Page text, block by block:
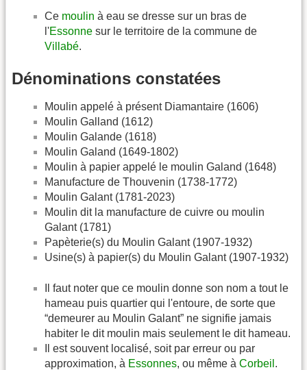
Ce moulin à eau se dresse sur un bras de
l'Essonne sur le territoire de la commune de
Villabé.
Dénominations constatées
Moulin appelé à présent Diamantaire (1606)
Moulin Galland (1612)
Moulin Galande (1618)
Moulin Galand (1649-1802)
Moulin à papier appelé le moulin Galand (1648)
Manufacture de Thouvenin (1738-1772)
Moulin Galant (1781-2023)
Moulin dit la manufacture de cuivre ou moulin
Galant (1781)
Papèterie(s) du Moulin Galant (1907-1932)
Usine(s) à papier(s) du Moulin Galant (1907-1932)
Il faut noter que ce moulin donne son nom a tout le
hameau puis quartier qui l'entoure, de sorte que
“demeurer au Moulin Galant” ne signifie jamais
habiter le dit moulin mais seulement le dit hameau.
Il est souvent localisé, soit par erreur ou par
approximation, à Essonnes, ou même à Corbeil .